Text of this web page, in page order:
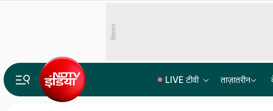
विज्ञापन
LIVE टीवी ताज़ातरीन